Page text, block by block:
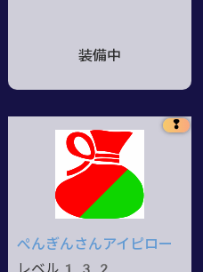
装備中
❢
ぺんぎんさんアイピロー